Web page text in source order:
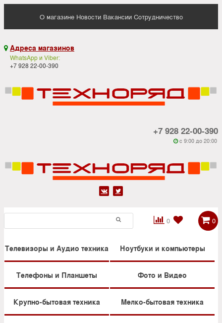
О магазине Новости Вакансии Сотрудничество
 Адреса магазинов
WhatsApp и Viber:
+7 928 22-00-390
+7 928 22-00-390
 c 9:00 до 20:00
 
0

 0
Телевизоры и Аудио техника Ноутбуки и компьютеры
Телефоны и Планшеты Фото и Видео
Крупно-бытовая техника Мелко-бытовая техника